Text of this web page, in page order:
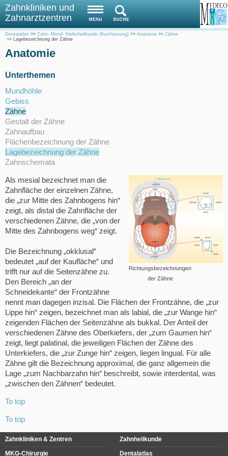
Zahnkliniken und
Zahnarztzentren
Dentalatlas >> Zahn- Mund- Kieferheilkunde (Kurzfassung) >> Anatomie >> Zähne
>> Lagebezeichnung der Zähne
Anatomie
Unterthemen
Mundhöhle
Gebiss
Zähne
Gestalt der Zähne
Zahnaufbau
Flächenbezeichnung der Zähne
Lagebezeichnung der Zähne
Zahnschemata
Richtungsbezeichnungen
der Zähne
Als mesial bezeichnet man die
Zahnfläche der einzelnen Zähne,
die „zur Mitte des Zahnbogens hin“
zeigt, als distal die Zahnfläche der
verschiedenen Zähne, die „von der
Mitte des Zahnbogens weg“ zeigt.
Die Bezeichnung „okklusal“
bedeutet „auf der Kaufläche“ und
trifft nur auf die Seitenzähne zu.
Den Bereich „an der
Schneidekante“ der Frontzähne
nennt man dagegen inzisal. Die Flächen der Frontzähne, die „zur
Lippe hin“ zeigen, bezeichnet man als labial, die „zur Wange hin“
zeigenden Flächen der Seitenzähne als bukkal. Der Anteil der
verschiedenen Zähne des Oberkiefers, der „zum Gaumen hin“
zeigt, liegt palatinal, die jeweiligen Flächen der Zähne des
Unterkiefers, die „zur Zunge hin“ zeigen, liegen lingual. Für alle
Zähne gilt die Bezeichnung approximal, die ganz allgemein die
Lage „zum Nachbarzahn hin“ beschreibt, sowie interdental, was
„zwischen den Zähnen“ bedeutet.
To top
To top
Zahnkliniken & Zentren
Zahnheilkunde
MKG-Chirurgie
Dentalatlas